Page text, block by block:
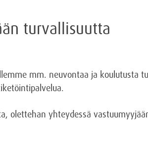
turvallisuutta
mm. neuvontaa ja koulutusta
olettehan yhteydessä